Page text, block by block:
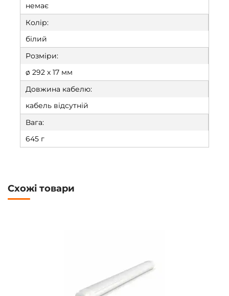
немає
Колір:
білий
Розміри:
ø 292 х 17 мм
Довжина кабелю:
кабель відсутній
Вага:
645 г
Схожі товари